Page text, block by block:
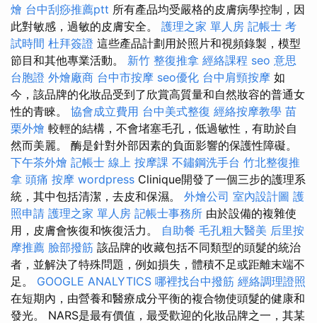
燴 台中刮痧推薦ptt 所有產品均受嚴格的皮膚病學控制，因
此對敏感，過敏的皮膚安全。 護理之家 單人房 記帳士 考
試時間 杜拜簽證 這些產品計劃用於照片和視頻錄製，模型
節目和其他專業活動。 新竹 整復推拿 經絡課程 seo 意思
台胞證 外燴廠商 台中市按摩 seo優化 台中肩頸按摩 如
今，該品牌的化妝品受到了欣賞高質量和自然妝容的普通女
性的青睞。 協會成立費用 台中美式整復 經絡按摩教學 苗
栗外燴 較輕的結構，不會堵塞毛孔，低過敏性，有助於自
然而美麗。 酶是針對外部因素的負面影響的保護性障礙。
下午茶外燴 記帳士 線上 按摩課 不鏽鋼洗手台 竹北整復推
拿 頭痛 按摩 wordpress Clinique開發了一個三步的護理系
統，其中包括清潔，去皮和保濕。 外燴公司 室內設計圖 護
照申請 護理之家 單人房 記帳士事務所 由於設備的複雜使
用，皮膚會恢復和恢復活力。 自助餐 毛孔粗大醫美 后里按
摩推薦 臉部撥筋 該品牌的收藏包括不同類型的頭髮的統治
者，並解決了特殊問題，例如損失，體積不足或距離末端不
足。 GOOGLE ANALYTICS 哪裡找台中撥筋 經絡調理證照
在短期內，由營養和醫療成分平衡的複合物使頭髮的健康和
發光。 NARS是最有價值，最受歡迎的化妝品牌之一，其某